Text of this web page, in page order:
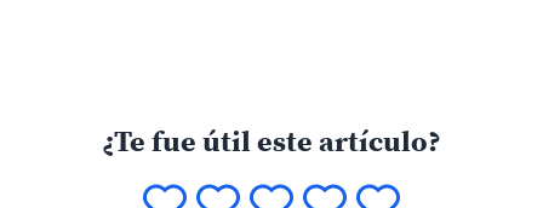
¿Te fue útil este artículo?